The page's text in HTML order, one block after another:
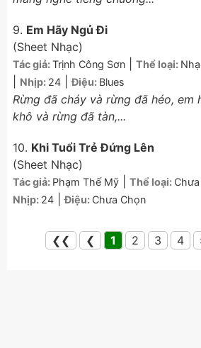
9. Em Hãy Ngủ Đi
(Sheet Nhạc)
Tác giả:Trịnh Công Sơn Thể loại:
Nhịp: 24 |Điệu: Blues
Rừng đã cháy và rừng đã héo, em
khô và rừng đã tàn,...
10. Khi Tuổi Trẻ Đứng Lên
(Sheet Nhạc)
Tác giả: Phạm Thế Mỹ Thể loại:
Nhịp: 24 |Điệu: Chưa Chọn
❮❮ ❮ 1 2 3 4